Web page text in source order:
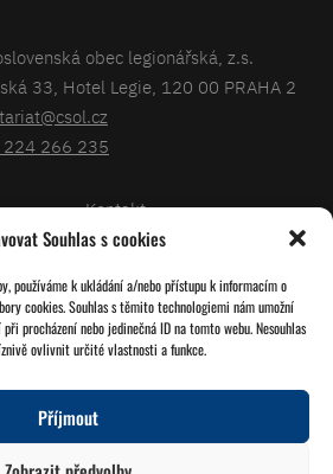
Souhlas s cookies
používáme k ukládání a/nebo přístupu k informacím o
cookies. Souhlas s těmito technologiemi nám umožní
procházení nebo jedinečná ID na tomto webu. Nesouhlas
ovlivnit určité vlastnosti a funkce.
Příjmout
obec legionářská, z.s.
33, Hotel Legie, 120 00 PRAHA 2
266 235
Kontakt
Databáze legionářů
Pro členy
Zásady cookies